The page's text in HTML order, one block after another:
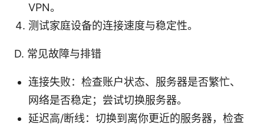
VPN。
测试家庭设备的连接速度与稳定性。
D. 常见故障与排错
连接失败：检查账户状态、服务器是否繁忙、
网络是否稳定；尝试切换服务器。
延迟高/断线：切换到离你更近的服务器，检查